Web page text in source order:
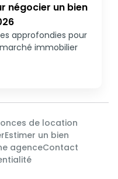
négocier un bien
approfondies pour
immobilier
de location
Estimer un bien
agenceContact